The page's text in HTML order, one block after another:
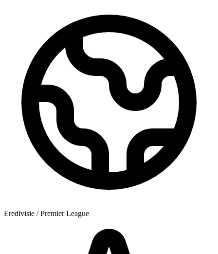
Eredivisie / Premier League